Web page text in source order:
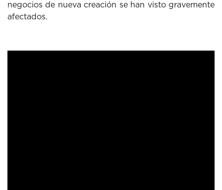
negocios de nueva creación se han visto gravemente
afectados.